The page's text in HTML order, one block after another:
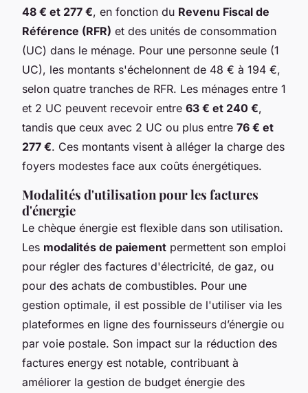
48 € et 277 €, en fonction du Revenu Fiscal de
Référence (RFR) et des unités de consommation
(UC) dans le ménage. Pour une personne seule (1
UC), les montants s'échelonnent de 48 € à 194 €,
selon quatre tranches de RFR. Les ménages entre 1
et 2 UC peuvent recevoir entre 63 € et 240 €,
tandis que ceux avec 2 UC ou plus entre 76 € et
277 €. Ces montants visent à alléger la charge des
foyers modestes face aux coûts énergétiques.
Modalités d'utilisation pour les factures
d'énergie
Le chèque énergie est flexible dans son utilisation.
Les modalités de paiement permettent son emploi
pour régler des factures d'électricité, de gaz, ou
pour des achats de combustibles. Pour une
gestion optimale, il est possible de l'utiliser via les
plateformes en ligne des fournisseurs d’énergie ou
par voie postale. Son impact sur la réduction des
factures energy est notable, contribuant à
améliorer la gestion de budget énergie des